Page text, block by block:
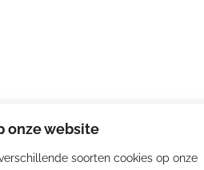
onze website
soorten cookies op onze